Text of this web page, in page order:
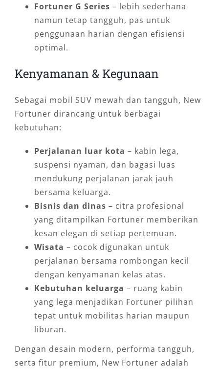
Fortuner G Series – lebih sederhana
namun tetap tangguh, pas untuk
penggunaan harian dengan efisiensi
optimal.
Kenyamanan & Kegunaan
Sebagai mobil SUV mewah dan tangguh, New
Fortuner dirancang untuk berbagai
kebutuhan:
Perjalanan luar kota – kabin lega,
suspensi nyaman, dan bagasi luas
mendukung perjalanan jarak jauh
bersama keluarga.
Bisnis dan dinas – citra profesional
yang ditampilkan Fortuner memberikan
kesan elegan di setiap pertemuan.
Wisata – cocok digunakan untuk
perjalanan bersama rombongan kecil
dengan kenyamanan kelas atas.
Kebutuhan keluarga – ruang kabin
yang lega menjadikan Fortuner pilihan
tepat untuk mobilitas harian maupun
liburan.
Dengan desain modern, performa tangguh,
serta fitur premium, New Fortuner adalah